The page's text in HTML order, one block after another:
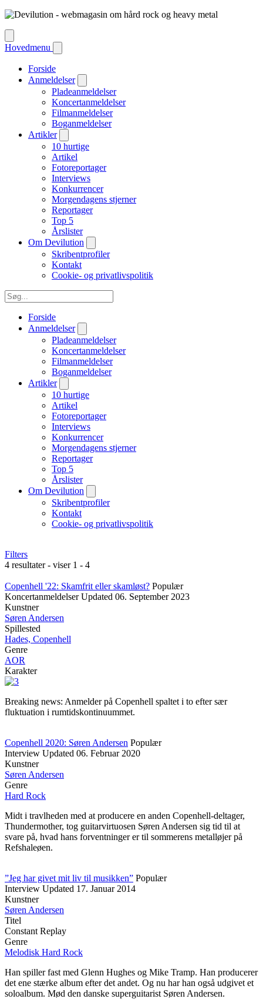
Hovedmenu
Forside
Anmeldelser
Pladeanmeldelser
Koncertanmeldelser
Filmanmeldelser
Boganmeldelser
Artikler
10 hurtige
Artikel
Fotoreportager
Interviews
Konkurrencer
Morgendagens stjerner
Reportager
Top 5
Årslister
Om Devilution
Skribentprofiler
Kontakt
Cookie- og privatlivspolitik
Forside
Anmeldelser
Pladeanmeldelser
Koncertanmeldelser
Filmanmeldelser
Boganmeldelser
Artikler
10 hurtige
Artikel
Fotoreportager
Interviews
Konkurrencer
Morgendagens stjerner
Reportager
Top 5
Årslister
Om Devilution
Skribentprofiler
Kontakt
Cookie- og privatlivspolitik
Filters
4 resultater - viser 1 - 4
Copenhell '22: Skamfrit eller skamløst? Populær
Koncertanmeldelser Updated 06. September 2023
Kunstner
Søren Andersen
Spillested
Hades, Copenhell
Genre
AOR
Karakter
Breaking news: Anmelder på Copenhell spaltet i to efter sær
fluktuation i rumtidskontinuummet.
Copenhell 2020: Søren Andersen Populær
Interview Updated 06. Februar 2020
Kunstner
Søren Andersen
Genre
Hard Rock
Midt i travlheden med at producere en anden Copenhell-deltager,
Thundermother, tog guitarvirtuosen Søren Andersen sig tid til at
svare på, hvad hans forventninger er til sommerens metalløjer på
Refshaleøen.
”Jeg har givet mit liv til musikken” Populær
Interview Updated 17. Januar 2014
Kunstner
Søren Andersen
Titel
Constant Replay
Genre
Melodisk Hard Rock
Han spiller fast med Glenn Hughes og Mike Tramp. Han producerer
det ene stærke album efter det andet. Og nu har han også udgivet et
soloalbum. Mød den danske superguitarist Søren Andersen.